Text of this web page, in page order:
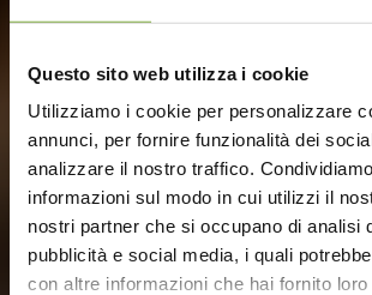
Questo sito web utilizza i cookie
Utilizziamo i cookie per personalizzare
annunci, per fornire funzionalità dei
analizzare il nostro traffico.
informazioni sul modo in cui utilizzi il
nostri partner che si occupano di analisi
pubblicità e social media, i quali
con altre informazioni che hai fornito